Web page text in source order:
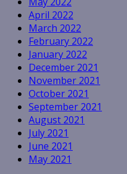
April 2022
March 2022
February 2022
January 2022
December 2021
November 2021
October 2021
September 2021
August 2021
July 2021
June 2021
May 2021